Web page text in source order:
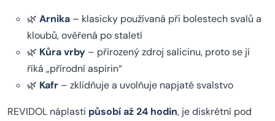
🌿 Arnika – klasicky používaná při bolestech svalů a
kloubů, ověřená po staletí
🌿 Kůra vrby – přirozený zdroj salicinu, proto se jí
říká „přírodní aspirin“
🌿 Kafr – zklidňuje a uvolňuje napjaté svalstvo
REVIDOL náplasti působí až 24 hodin, je diskrétní pod